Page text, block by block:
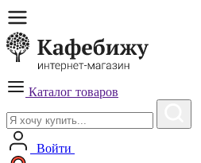
Каталог товаров
Войти